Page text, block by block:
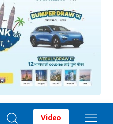
Video